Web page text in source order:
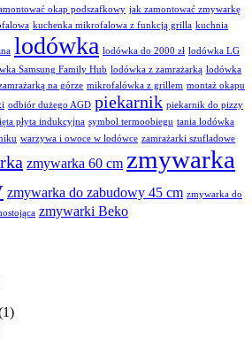
okap podszafkowy jak zamontować zmywarkę
kuchenka mikrofalowa z funkcją grilla kuchnia
lodówka lodówka do 2000 zł lodówka LG
Samsung Family Hub lodówka z zamrażarką lodówka
na górze mikrofalówka z grillem montaż okapu
odbiór dużego AGD piekarnik piekarnik do pizzy
płyta indukcyjna symbol termoobiegu tania lodówka
warzywa i owoce w lodówce zamrażarki szufladowe
zmywarka 60 cm zmywarka
zmywarka do zabudowy 45 cm zmywarka do
zmywarki Beko